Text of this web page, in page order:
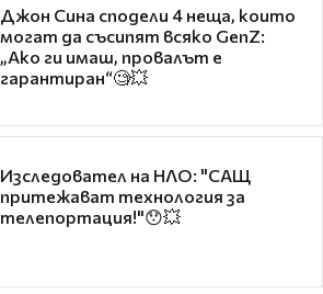
Джон Сина сподели 4 неща, които
могат да съсипят всяко GenZ:
„Ако ги имаш, провалът е
гарантиран“🧐💥
Изследовател на НЛО: "САЩ
притежават технология за
телепортация!"😯💥